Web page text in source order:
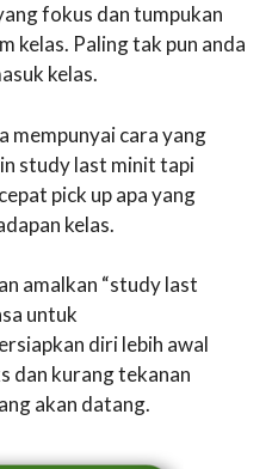
fokus dan tumpukan
kelas. Paling tak pun anda
kelas.
mempunyai cara yang
study last minit tapi
pick up apa yang
kelas.
amalkan “study last
untuk
diri lebih awal
dan kurang tekanan
akan datang.